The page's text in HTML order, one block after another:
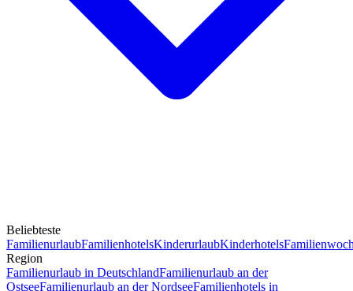
Beliebteste
FamilienurlaubFamilienhotelsKinderurlaubKinderhotels
Region
Familienurlaub in DeutschlandFamilienurlaub an der
OstseeFamilienurlaub an der NordseeFamilienhotels in